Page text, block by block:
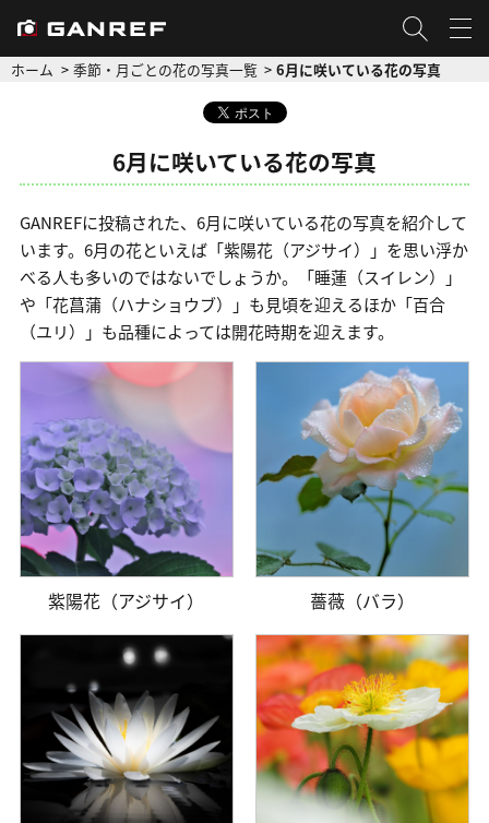
ホーム 季節・月ごとの花の写真一覧 6月に咲いている花の写真
6月に咲いている花の写真
GANREFに投稿された、6月に咲いている花の写真を紹介して
います。6月の花といえば「紫陽花（アジサイ）」を思い浮か
べる人も多いのではないでしょうか。「睡蓮（スイレン）」
や「花菖蒲（ハナショウブ）」も見頃を迎えるほか「百合
（ユリ）」も品種によっては開花時期を迎えます。
紫陽花（アジサイ） 薔薇（バラ）